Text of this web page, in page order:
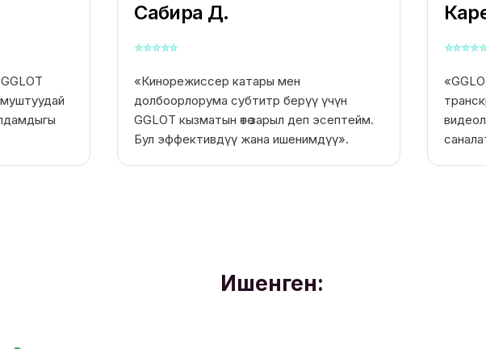
Сабира Д.
⭐⭐⭐⭐⭐
«Кинорежиссер катары мен
долбоорлорума субтитр берүү үчүн
GGLOT кызматын өтө зарыл деп эсептейм.
Бул эффективдүү жана ишенимдүү».
⭐⭐⭐⭐
Ишенген: